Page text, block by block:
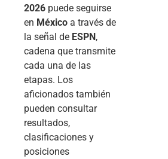
2026 puede seguirse
en México a través de
la señal de ESPN,
cadena que transmite
cada una de las
etapas. Los
aficionados también
pueden consultar
resultados,
clasificaciones y
posiciones